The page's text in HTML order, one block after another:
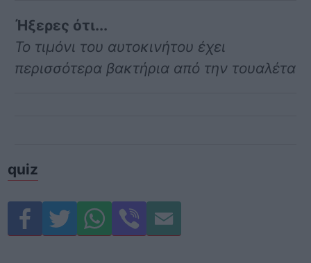
Ήξερες ότι...
Το τιμόνι του αυτοκινήτου έχει
περισσότερα βακτήρια από την τουαλέτα
quiz